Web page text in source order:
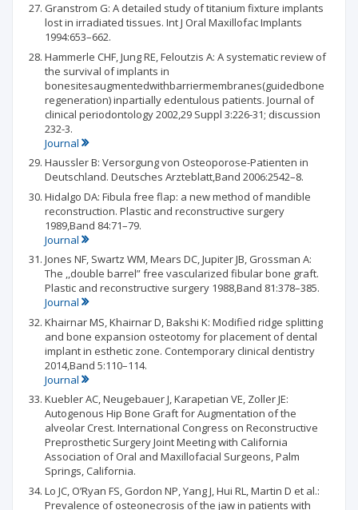
Granstrom G: A detailed study of titanium fixture implants
lost in irradiated tissues. Int J Oral Maxillofac Implants
1994:653–662.
Hammerle CHF, Jung RE, Feloutzis A: A systematic review of
the survival of implants in
bonesitesaugmentedwithbarriermembranes(guidedbone
regeneration) inpartially edentulous patients. Journal of
clinical periodontology 2002,29 Suppl 3:226-31; discussion
232-3.
Journal
Haussler B: Versorgung von Osteoporose-Patienten in
Deutschland. Deutsches Arzteblatt,Band 2006:2542–8.
Hidalgo DA: Fibula free flap: a new method of mandible
reconstruction. Plastic and reconstructive surgery
1989,Band 84:71–79.
Journal
Jones NF, Swartz WM, Mears DC, Jupiter JB, Grossman A:
The ,,double barrel” free vascularized fibular bone graft.
Plastic and reconstructive surgery 1988,Band 81:378–385.
Journal
Khairnar MS, Khairnar D, Bakshi K: Modified ridge splitting
and bone expansion osteotomy for placement of dental
implant in esthetic zone. Contemporary clinical dentistry
2014,Band 5:110–114.
Journal
Kuebler AC, Neugebauer J, Karapetian VE, Zoller JE:
Autogenous Hip Bone Graft for Augmentation of the
alveolar Crest. International Congress on Reconstructive
Preprosthetic Surgery Joint Meeting with California
Association of Oral and Maxillofacial Surgeons, Palm
Springs, California.
Lo JC, O’Ryan FS, Gordon NP, Yang J, Hui RL, Martin D et al.:
Prevalence of osteonecrosis of the jaw in patients with